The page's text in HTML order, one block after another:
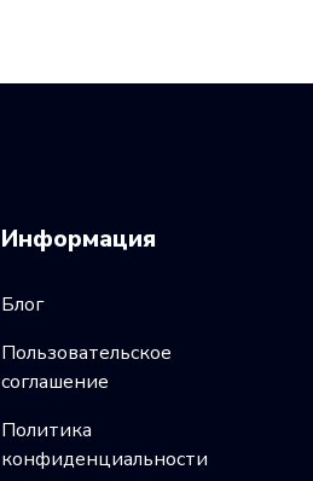
Информация
Блог
Пользовательское
соглашение
Политика
конфиденциальности